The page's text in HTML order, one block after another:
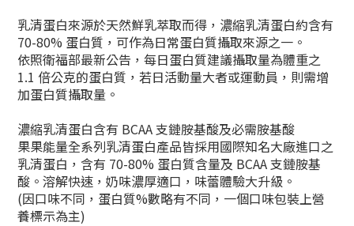
乳清蛋白來源於天然鮮乳萃取而得，濃縮乳清蛋白約含有
70-80% 蛋白質，可作為日常蛋白質攝取來源之一。
依照衛福部最新公告，每日蛋白質建議攝取量為體重之
1.1 倍公克的蛋白質，若日活動量大者或運動員，則需增
加蛋白質攝取量。
濃縮乳清蛋白含有 BCAA 支鏈胺基酸及必需胺基酸
果果能量全系列乳清蛋白產品皆採用國際知名大廠進口之
乳清蛋白，含有 70-80% 蛋白質含量及 BCAA 支鏈胺基
酸。溶解快速，奶味濃厚適口，味蕾體驗大升級。
(因口味不同，蛋白質%數略有不同，一個口味包裝上營
養標示為主)